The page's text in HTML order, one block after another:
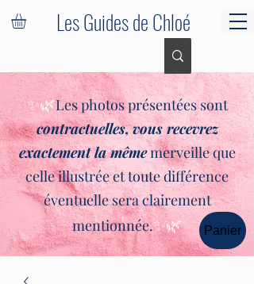
Les Guides de Chloé
✨🌿Les photos présentées sont
contractuelles,vous recevrez
exactement la mêmemerveille que
celle illustrée et toute différence
éventuelle sera clairement
mentionnée.✨🌿 Panier